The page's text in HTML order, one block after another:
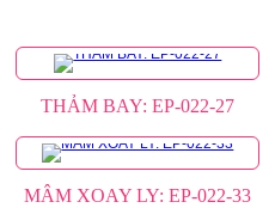
THẢM BAY: EP-022-27
MÂM XOAY LY: EP-022-33